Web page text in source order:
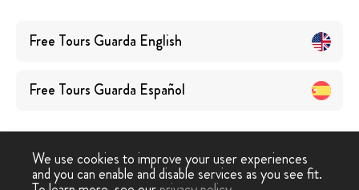
Free Tours Guarda English
Free Tours Guarda Español
We use cookies to improve your user experiences
and you can enable and disable services as you see fit.